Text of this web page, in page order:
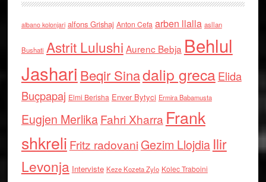
albano kolonjari alfons Grishaj Anton Cefa arben llalla asllan
Bushati Astrit Lulushi Aurenc Bebja Behlul
Jashari Beqir Sinadalip grecaElida
Buçpapaj Elmi Berisha Enver Bytyci Ermira Babamusta
Eugjen MerlikaFahri Xharra Frank
shkreli Fritz radovaniGezim Llojdia Ilir
Levonja Interviste Keze Kozeta Zylo Kolec Traboini